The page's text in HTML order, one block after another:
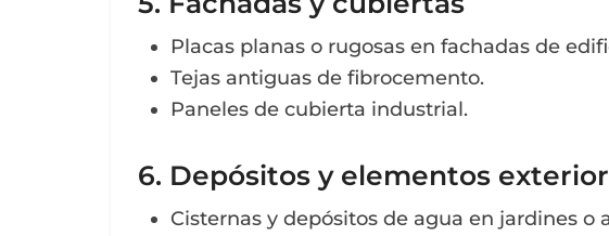
Placas planas o rugosas en fachadas de
Tejas antiguas de fibrocemento.
Paneles de cubierta industrial.
6. Depósitos y elementos
Cisternas y depósitos de agua en jardines o